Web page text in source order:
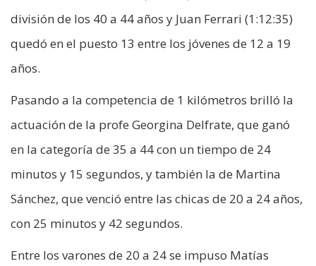
división de los 40 a 44 años y Juan Ferrari (1:12:35)
quedó en el puesto 13 entre los jóvenes de 12 a 19
años.
Pasando a la competencia de 1 kilómetros brilló la
actuación de la profe Georgina Delfrate, que ganó
en la categoría de 35 a 44 con un tiempo de 24
minutos y 15 segundos, y también la de Martina
Sánchez, que venció entre las chicas de 20 a 24 años,
con 25 minutos y 42 segundos.
Entre los varones de 20 a 24 se impuso Matías